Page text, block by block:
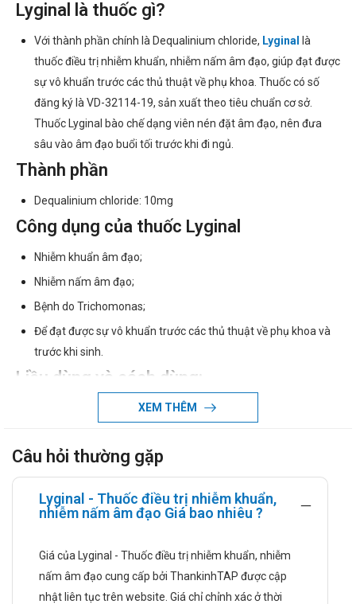
Lyginal là thuốc gì?
Với thành phần chính là Dequalinium chloride, Lyginal
là
thuốc điều trị nhiễm khuẩn, nhiễm nấm âm đạo, giúp đạt được
sự vô khuẩn trước các thủ thuật về phụ khoa. Thuốc có số
đăng ký là VD-32114-19, sản xuất theo tiêu chuẩn cơ sở.
Thuốc Lyginal bào chế dạng viên nén đặt âm đạo, nên đưa
sâu vào âm đạo buổi tối trước khi đi ngủ.
Thành phần
Dequalinium chloride: 10mg
Công dụng của thuốc Lyginal
Nhiễm khuẩn âm đạo;
Nhiễm nấm âm đạo;
Bệnh do Trichomonas;
Để đạt được sự vô khuẩn trước các thủ thuật về phụ khoa và
trước khi sinh.
Liều dùng và cách dùng:
ngày. Việc điều trị có thể ngừng khi đang có kinh nguyệt và
sau đó tiếp tục trở lại. Bệnh nhân nên điều trị đủ liệu trình
ngay cả khi không còn các triệu chứng khó chịu nữa
(ngứa, tiết dịch, mùi khó chịu) vì điều trị không đủ ngày có
Cách dùng: Thuốc dùng đường đặt âm đạo .
Chống chỉ định
XEM THÊM
Câu hỏi thường gặp
Lyginal - Thuốc điều trị nhiễm khuẩn,
nhiễm nấm âm đạo Giá bao nhiêu ?
Giá của Lyginal - Thuốc điều trị nhiễm khuẩn, nhiễm
nấm âm đạo cung cấp bởi ThankinhTAP được cập
nhật liên tục trên website. Giá chỉ chỉnh xác ở thời